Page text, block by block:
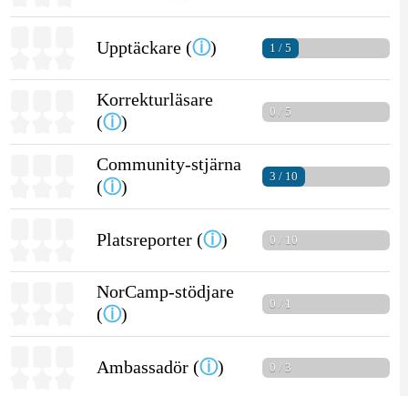
Upptäckare (ⓘ) 1 / 5
Korrekturläsare
(ⓘ)
0 / 5
Community-stjärna
(ⓘ)
3 / 10
Platsreporter (ⓘ) 0 / 10
NorCamp-stödjare
(ⓘ)
0 / 1
Ambassadör (ⓘ) 0 / 3